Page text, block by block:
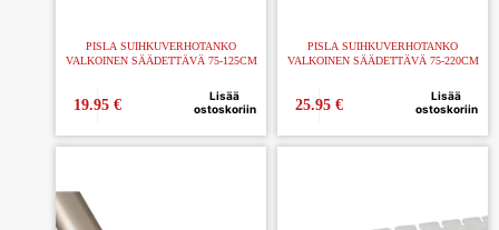
PISLA SUIHKUVERHOTANKO
VALKOINEN SÄÄDETTÄVÄ 75-125CM
19.95 €
Lisää
ostoskoriin
PISLA SUIHKUVERHOTANKO
VALKOINEN SÄÄDETTÄVÄ 75-220CM
25.95 €
Lisää
ostoskoriin